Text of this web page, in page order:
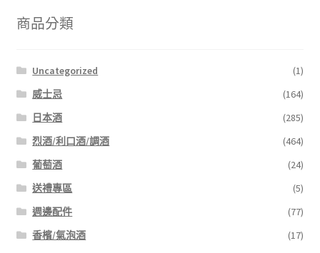
商品分類
Uncategorized
(1)
威士忌
(164)
日本酒
(285)
烈酒/利口酒/調酒
(464)
葡萄酒
(24)
送禮專區
(5)
週邊配件
(77)
香檳/氣泡酒
(17)